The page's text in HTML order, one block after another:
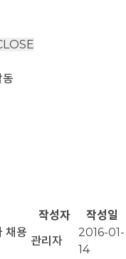
작성자
작성일
채용
관리자
2016-01-
14